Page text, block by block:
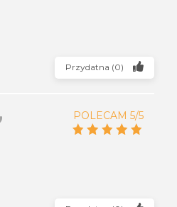
Przydatna (0)
POLECAM 5/5